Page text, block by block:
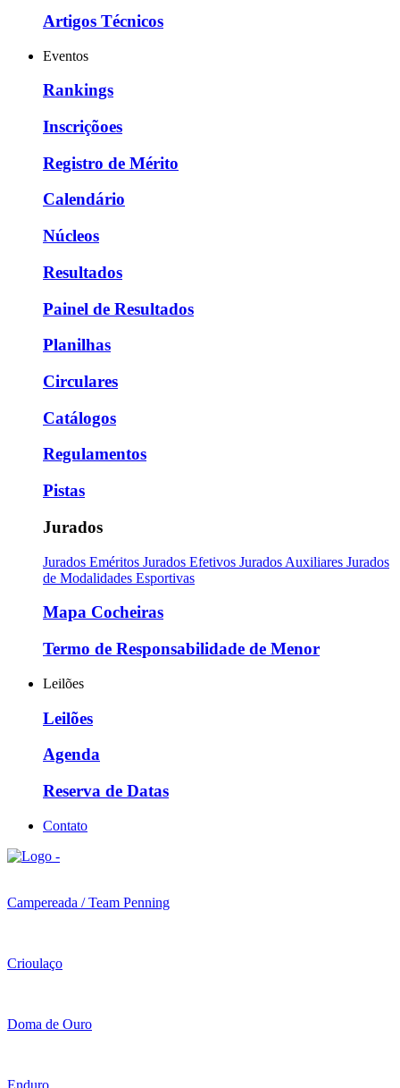
Artigos Técnicos
Eventos
Rankings
Inscriçõoes
Registro de Mérito
Calendário
Núcleos
Resultados
Painel de Resultados
Planilhas
Circulares
Catálogos
Regulamentos
Pistas
Jurados
Jurados Eméritos Jurados Efetivos Jurados Auxiliares Jurados
de Modalidades Esportivas
Mapa Cocheiras
Termo de Responsabilidade de Menor
Leilões
Leilões
Agenda
Reserva de Datas
Contato
Campereada / Team Penning
Crioulaço
Doma de Ouro
Enduro